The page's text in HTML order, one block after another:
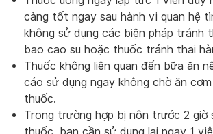
càng tốt ngay sau hành vi quan hệ
không sử dụng các biện pháp tránh
bao cao su hoặc thuốc tránh thai
Thuốc không liên quan đến bữa ăn
cáo sử dụng ngay không chờ ăn
thuốc.
Trong trường hợp bị nôn trước 2 giờ